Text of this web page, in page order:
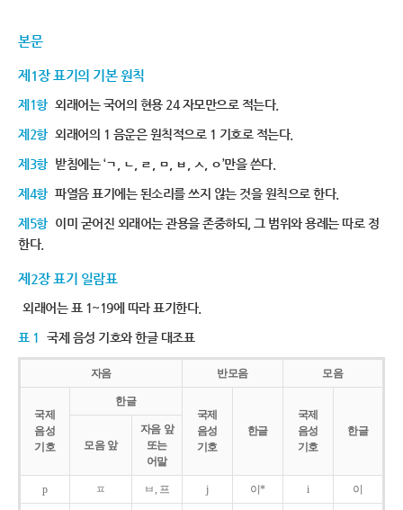
본문
제1장 표기의 기본 원칙
제1항 외래어는 국어의 현용 24 자모만으로 적는다.
제2항 외래어의 1 음운은 원칙적으로 1 기호로 적는다.
제3항 받침에는 ‘ㄱ, ㄴ, ㄹ, ㅁ, ㅂ, ㅅ, ㅇ’만을 쓴다.
제4항 파열음 표기에는 된소리를 쓰지 않는 것을 원칙으로 한다.
제5항 이미 굳어진 외래어는 관용을 존중하되, 그 범위와 용례는 따로 정
한다.
제2장 표기 일람표
외래어는 표 1~19에 따라 표기한다.
표 1 국제 음성 기호와 한글 대조표
자음 반모음 모음
국제
음성
기호
한글
국제
음성
기호
한글
국제
음성
기호
한글
모음 앞
자음 앞
또는
어말
p ㅍ ㅂ, 프 j 이* i 이